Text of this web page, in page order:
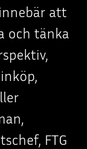
att
och tänka
FTG